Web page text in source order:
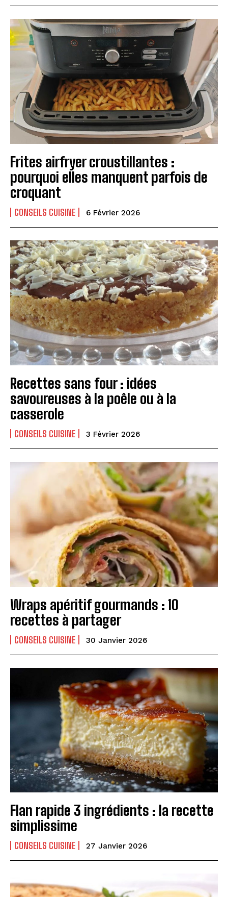
Frites airfryer croustillantes :
pourquoi elles manquent parfois de
croquant
CONSEILS CUISINE 6 Février 2026
Recettes sans four : idées
savoureuses à la poêle ou à la
casserole
CONSEILS CUISINE 3 Février 2026
Wraps apéritif gourmands : 10
recettes à partager
CONSEILS CUISINE 30 Janvier 2026
Flan rapide 3 ingrédients : la recette
simplissime
CONSEILS CUISINE 27 Janvier 2026